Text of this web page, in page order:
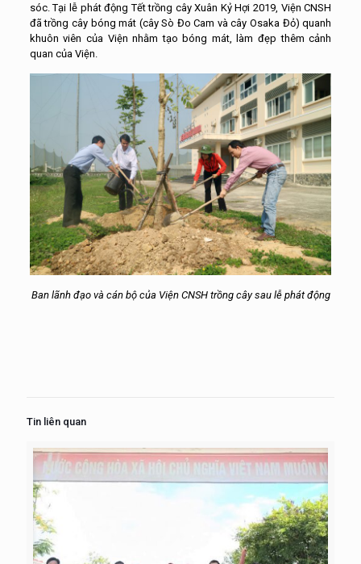
sóc. Tại lễ phát động Tết trồng cây Xuân Kỷ Hợi 2019, Viện CNSH
đã trồng cây bóng mát (cây Sò Đo Cam và cây Osaka Đỏ) quanh
khuôn viên của Viện nhằm tạo bóng mát, làm đẹp thêm cảnh
quan của Viện.
Ban lãnh đạo và cán bộ của Viện CNSH trồng cây sau lễ phát động
Tin liên quan